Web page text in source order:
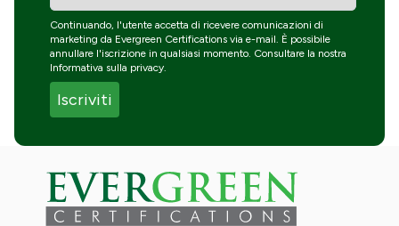
Continuando, l'utente accetta di ricevere comunicazioni di
marketing da Evergreen Certifications via e-mail. È possibile
annullare l'iscrizione in qualsiasi momento. Consultare la nostra
Informativa sulla privacy.